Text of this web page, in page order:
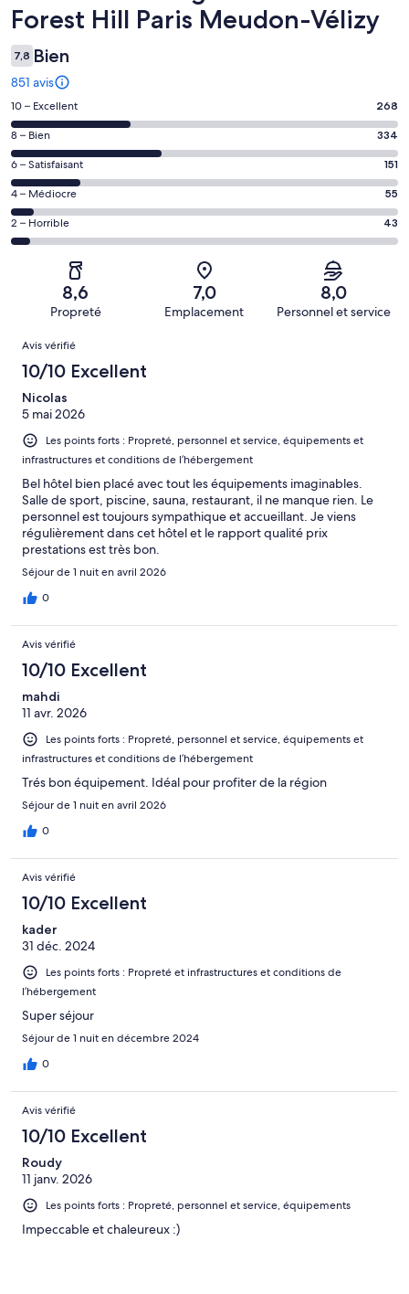
Forest Hill Paris Meudon-Vélizy
7,8 Bien
851 avis
Note
des
voyageurs
de 10
(Excellent),
d’après 268 avis
sur 851.
10 – Excellent 268
Note
des
voyageurs
de 8
(Bien),
d’après 334 avis
8 – Bien 334
Note
des
voyageurs
de 6
(Satisfaisant),
d’après 151 avis
6 – Satisfaisant 151
Note
des
voyageurs
(Médiocre),
d’après 55 avis
sur 851.
4 – Médiocre 55
Note
des
voyageurs
(Horrible),
d’après 43 avis
sur 851.
2 – Horrible 43
8,6
Propreté
7,0
Emplacement
8,0
Personnel et service
Avis
Avis vérifié
10/10 Excellent
Nicolas
5 mai 2026
Les points forts : Propreté, personnel et service, équipements et
infrastructures et conditions de l’hébergement
Bel hôtel bien placé avec tout les équipements imaginables.
Salle de sport, piscine, sauna, restaurant, il ne manque rien. Le
personnel est toujours sympathique et accueillant. Je viens
régulièrement dans cet hôtel et le rapport qualité prix
prestations est très bon.
Séjour de 1 nuit en avril 2026
0
Avis vérifié
10/10 Excellent
mahdi
11 avr. 2026
Les points forts : Propreté, personnel et service, équipements et
infrastructures et conditions de l’hébergement
Trés bon équipement. Idéal pour profiter de la région
Séjour de 1 nuit en avril 2026
0
Avis vérifié
10/10 Excellent
kader
31 déc. 2024
Les points forts : Propreté et infrastructures et conditions de
l’hébergement
Super séjour
Séjour de 1 nuit en décembre 2024
0
Avis vérifié
10/10 Excellent
Roudy
11 janv. 2026
Les points forts : Propreté, personnel et service, équipements
Impeccable et chaleureux :)